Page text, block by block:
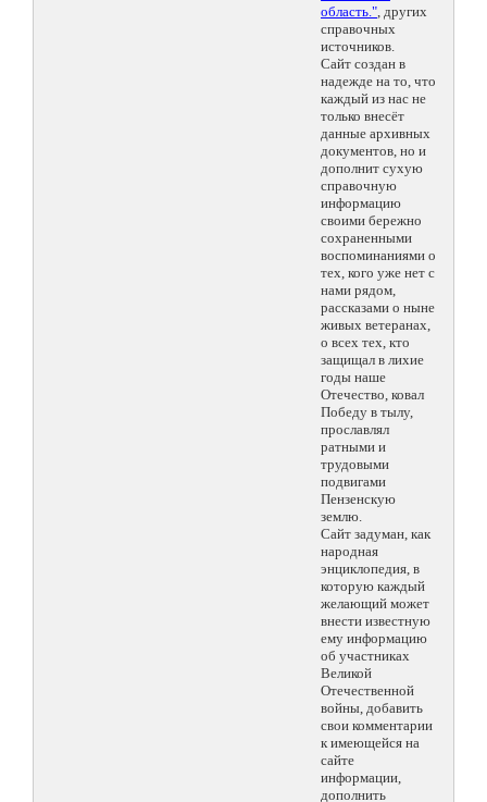
область.", других
справочных
источников.
Сайт создан в
надежде на то, что
каждый из нас не
только внесёт
данные архивных
документов, но и
дополнит сухую
справочную
информацию
своими бережно
сохраненными
воспоминаниями о
тех, кого уже нет с
нами рядом,
рассказами о ныне
живых ветеранах,
о всех тех, кто
защищал в лихие
годы наше
Отечество, ковал
Победу в тылу,
прославлял
ратными и
трудовыми
подвигами
Пензенскую
землю.
Сайт задуман, как
народная
энциклопедия, в
которую каждый
желающий может
внести известную
ему информацию
об участниках
Великой
Отечественной
войны, добавить
свои комментарии
к имеющейся на
сайте
информации,
дополнить